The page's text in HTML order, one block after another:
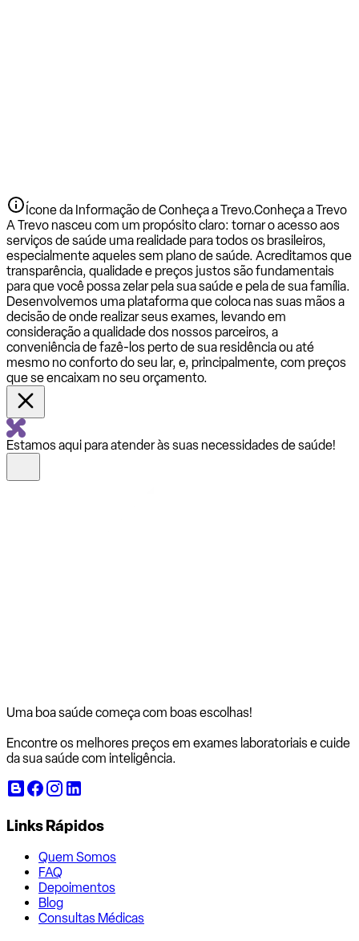
Ícone da Informação de Conheça a Trevo.Conheça a Trevo
A Trevo nasceu com um propósito claro: tornar o acesso aos
serviços de saúde uma realidade para todos os brasileiros,
especialmente aqueles sem plano de saúde. Acreditamos que
transparência, qualidade e preços justos são fundamentais
para que você possa zelar pela sua saúde e pela de sua família.
Desenvolvemos uma plataforma que coloca nas suas mãos a
decisão de onde realizar seus exames, levando em
consideração a qualidade dos nossos parceiros, a
conveniência de fazê-los perto de sua residência ou até
mesmo no conforto do seu lar, e, principalmente, com preços
que se encaixam no seu orçamento.
Estamos aqui para atender às suas necessidades de saúde!
Uma boa saúde começa com boas escolhas!
Encontre os melhores preços em exames laboratoriais e cuide
da sua saúde com inteligência.
Links Rápidos
Quem Somos
FAQ
Depoimentos
Blog
Consultas Médicas